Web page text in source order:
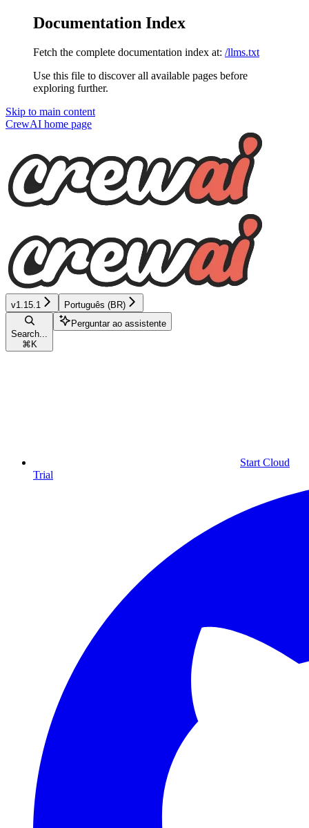
Documentation Index
Fetch the complete documentation index at: /llms.txt
Use this file to discover all available pages before
exploring further.
Skip to main content
CrewAI home page
v1.15.1 Português (BR)
Search...
⌘ K
Perguntar ao assistente
Start Cloud
Trial